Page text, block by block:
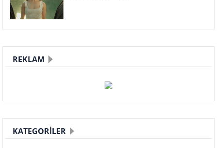
REKLAM
KATEGORILER